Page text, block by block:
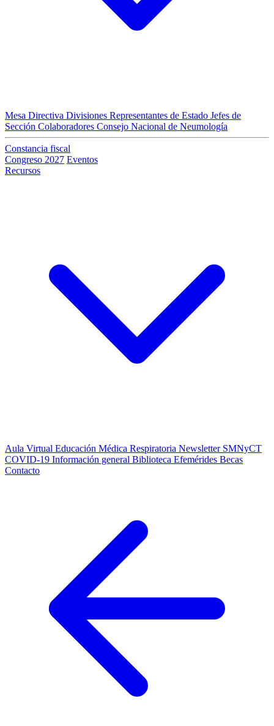
Mesa Directiva Divisiones Representantes de Estado Jefes de
Sección Colaboradores Consejo Nacional de Neumología
Constancia fiscal
Congreso 2027 Eventos
Recursos
Aula Virtual Educación Médica Respiratoria Newsletter SMNyCT
COVID-19 Información general Biblioteca Efemérides Becas
Contacto